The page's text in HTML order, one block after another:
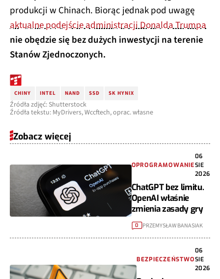
produkcji w Chinach. Biorąc jednak pod uwagę
aktualne podejście administracji Donalda Trumpa
nie obędzie się bez dużych inwestycji na terenie
Stanów Zjednoczonych.
CHINY INTEL NAND SSD SK HYNIX
Źródła zdjęć: Shutterstock
Źródła tekstu: MyDrivers, Wccftech, oprac. własne
Zobacz więcej
OPROGRAMOWANIE
06
SIE
2026
ChatGPT bez limitu.
OpenAI właśnie
zmienia zasady gry
0 PRZEMYSŁAW BANASIAK
BEZPIECZEŃSTWO
06
SIE
2026